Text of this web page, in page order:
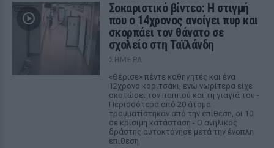
Σοκαριστικό βίντεο: Η στιγμή
που ο 14χρονος ανοίγει πυρ και
σκορπάει τον θάνατο σε
σχολείο στη Ταϊλάνδη
ΣΉΜΕΡΑ
«Θέρισε» πέντε καθηγητές και ένα
12χρονο κοριτσάκι, ενώ νωρίτερα είχε
σκοτώσει τον παππού και τη γιαγιά του -
Περισσότερα από 20 άτομα
τραυματίστηκαν από την επίθεση, οι 10
σε κρίσιμη κατάσταση - Ο ανήλικος
δράστης αυτοκτόνησε μετά την ένοπλη
επίθεση